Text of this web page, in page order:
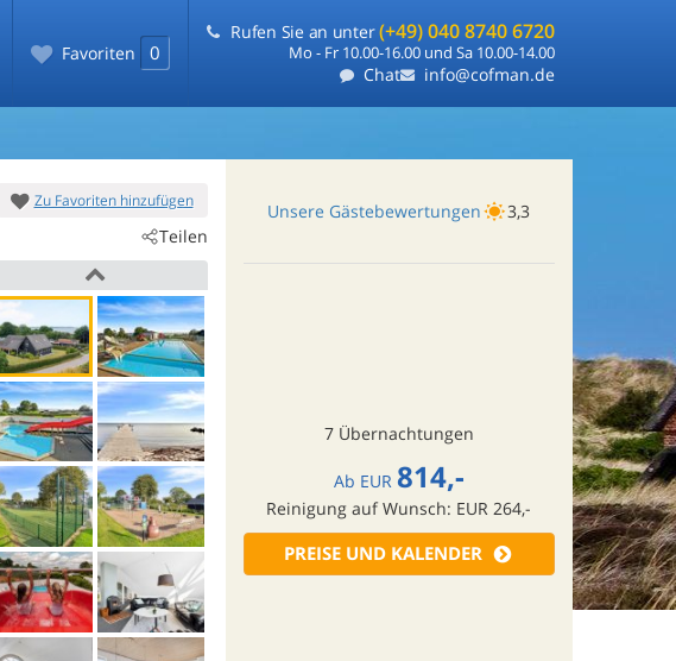
Favoriten 0
Rufen Sie an unter(+49) 040 8740 6720
Mo - Fr 10.00-16.00 und Sa 10.00-14.00
Chat info@cofman.de
Zu Favoriten hinzufügen
Teilen
Unsere Gästebewertungen 3,3
7 Übernachtungen
Ab EUR 814,-
Reinigung auf Wunsch: EUR 264,-
PREISE UND KALENDER